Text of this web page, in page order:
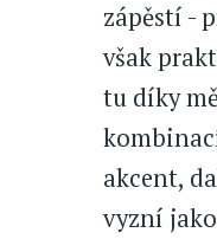
zápěstí -
však
tu díky
akcent,
vyzní